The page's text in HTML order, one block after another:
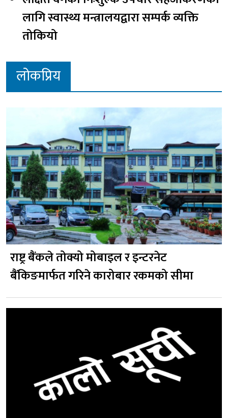
लागि स्वास्थ्य मन्त्रालयद्वारा सम्पर्क व्यक्ति
तोकियो
लोकप्रिय
राष्ट्र बैंकले तोक्यो मोबाइल र इन्टरनेट
बैंकिङमार्फत गरिने कारोबार रकमको सीमा